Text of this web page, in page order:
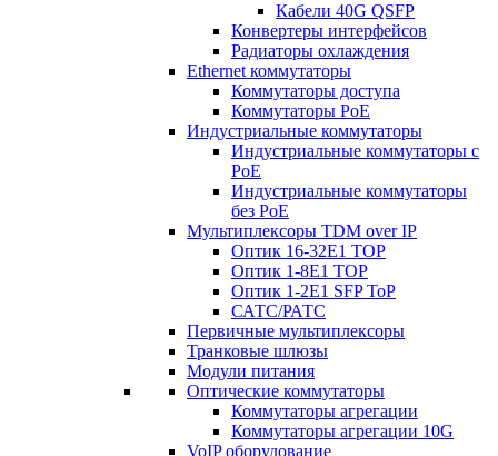
Кабели 40G QSFP
Конвертеры интерфейсов
Радиаторы охлаждения
Ethernet коммутаторы
Коммутаторы доступа
Коммутаторы PoE
Индустриальные коммутаторы
Индустриальные коммутаторы с
PoE
Индустриальные коммутаторы
без PoE
Мультиплексоры TDM over IP
Оптик 16-32E1 TOP
Оптик 1-8E1 TOP
Оптик 1-2E1 SFP ToP
САТС/РАТС
Первичные мультиплексоры
Транковые шлюзы
Модули питания
Оптические коммутаторы
Коммутаторы агрегации
Коммутаторы агрегации 10G
VoIP оборудование